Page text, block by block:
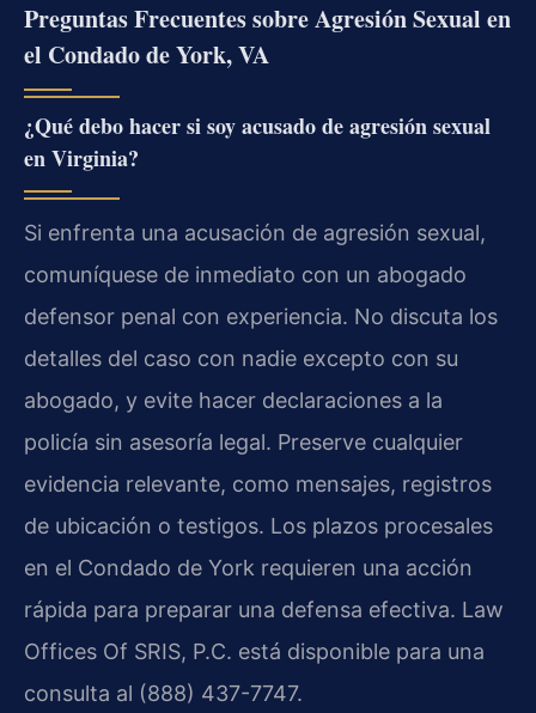
Preguntas Frecuentes sobre Agresión Sexual en
el Condado de York, VA
¿Qué debo hacer si soy acusado de agresión sexual
en Virginia?
Si enfrenta una acusación de agresión sexual,
comuníquese de inmediato con un abogado
defensor penal con experiencia. No discuta los
detalles del caso con nadie excepto con su
abogado, y evite hacer declaraciones a la
policía sin asesoría legal. Preserve cualquier
evidencia relevante, como mensajes, registros
de ubicación o testigos. Los plazos procesales
en el Condado de York requieren una acción
rápida para preparar una defensa efectiva. Law
Offices Of SRIS, P.C. está disponible para una
consulta al (888) 437-7747.